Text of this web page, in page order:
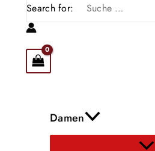
Search for:
Damen